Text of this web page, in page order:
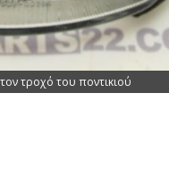
τροχό του ποντικιού